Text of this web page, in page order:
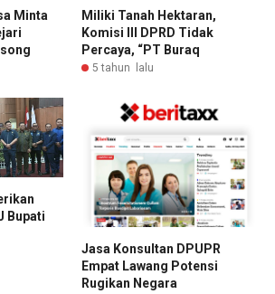
Minta
Miliki Tanah Hektaran,
Komisi III DPRD Tidak
Percaya, “PT Buraq
5 tahun lalu
Bupati
Jasa Konsultan DPUPR
Empat Lawang Potensi
Rugikan Negara